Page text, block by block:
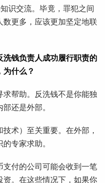
识交流。毕竟，罪犯之间
更多，应该更加坚定地联
钱负责人成功履行职责的
为什么？
帮助。反洗钱不是你能独
还是外部。
术）至关重要。在外部，
专家求助。
付的公司可能会收到一笔
。在这些情况下，如果你